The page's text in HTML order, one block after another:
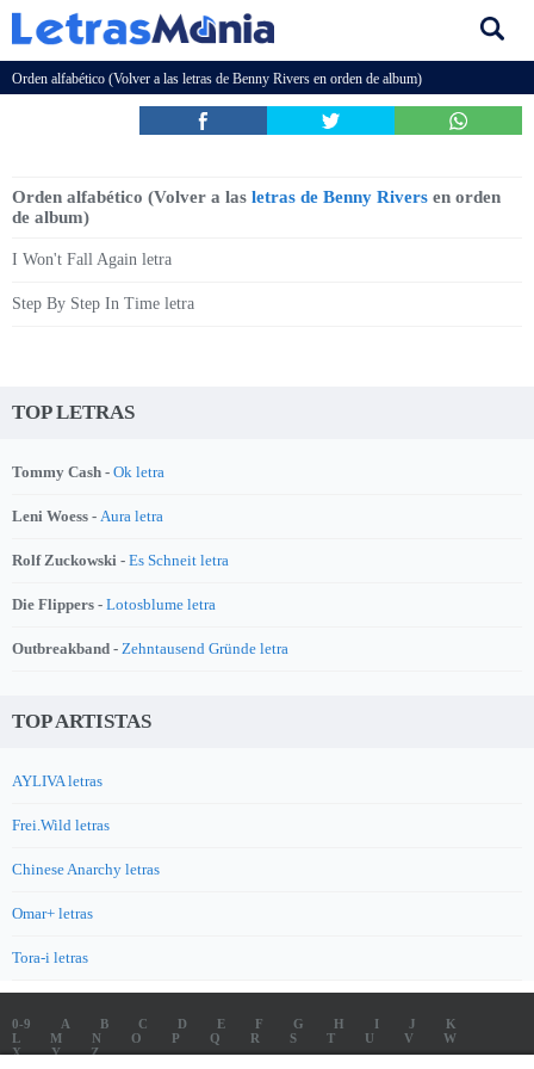
Orden alfabético (Volver a las letras de Benny Rivers en orden de album)
Orden alfabético (Volver a las letras de Benny Rivers en orden
de album)
I Won't Fall Again letra
Step By Step In Time letra
TOP LETRAS
Tommy Cash - Ok letra
Leni Woess - Aura letra
Rolf Zuckowski - Es Schneit letra
Die Flippers - Lotosblume letra
Outbreakband - Zehntausend Gründe letra
TOP ARTISTAS
AYLIVA letras
Frei.Wild letras
Chinese Anarchy letras
Omar+ letras
Tora-i letras
0-9 A B C D E F G H I J
K
L
M N O P Q R S T U V
W
X
Y Z